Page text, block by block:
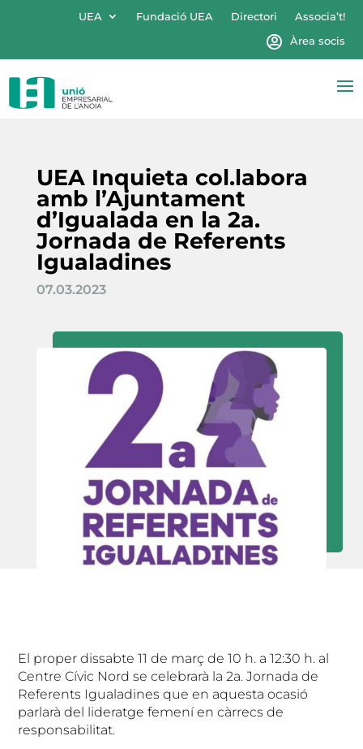
UEA Fundació UEA Directori
Associa’t!
Àrea socis
UEA Inquieta col.labora
amb l’Ajuntament
d’Igualada en la 2a.
Jornada de Referents
Igualadines
07.03.2023
El proper dissabte 11 de març de 10 h. a 12:30 h. al
Centre Cívic Nord se celebrarà la 2a. Jornada de
Referents Igualadines que en aquesta ocasió
parlarà del lideratge femení en càrrecs de
responsabilitat.